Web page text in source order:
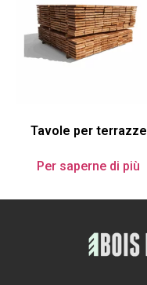
Tavole per terrazze
Per saperne di più